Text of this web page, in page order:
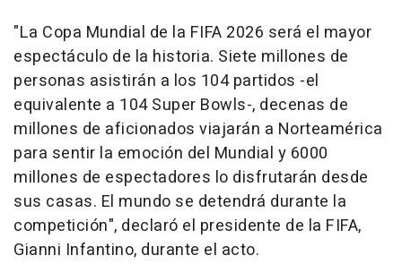
"La Copa Mundial de la FIFA 2026 será el mayor
espectáculo de la historia. Siete millones de
personas asistirán a los 104 partidos -el
equivalente a 104 Super Bowls-, decenas de
millones de aficionados viajarán a Norteamérica
para sentir la emoción del Mundial y 6000
millones de espectadores lo disfrutarán desde
sus casas. El mundo se detendrá durante la
competición", declaró el presidente de la FIFA,
Gianni Infantino, durante el acto.